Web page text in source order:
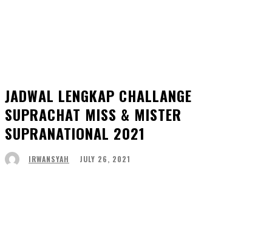
JADWAL LENGKAP CHALLANGE
SUPRACHAT MISS & MISTER
SUPRANATIONAL 2021
IRWANSYAH JULY 26, 2021